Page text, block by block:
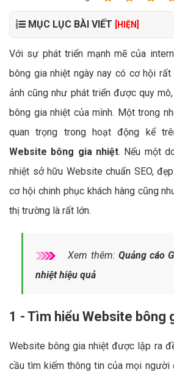
MỤC LỤC BÀI VIẾT [HIỆN]
Với sự phát triển mạnh mẽ của
bông gia nhiệt ngày nay có cơ hội
ảnh cũng như phát triển được quy
bông gia nhiệt của mình. Một trong
quan trọng trong hoạt động kể
Website bông gia nhiệt. Nếu một
nhiệt sở hữu Website chuẩn SEO,
cơ hội chinh phục khách hàng cũng
thị trường là rất lớn.
Xem thêm: Quảng cáo
nhiệt hiệu quả
1 - Tìm hiểu Website bông
Website bông gia nhiệt được lập ra
cầu tìm kiếm thông tin của mọi